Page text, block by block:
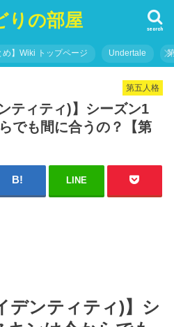
りの部屋 search
め】Wiki トップページ Undertale
第五人格
ティティ)】シーズン1
でも間に合うの？【第
LINE
デンティティ)】シ